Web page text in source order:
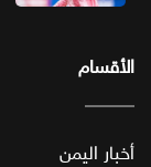
الأقسام
أخبار اليمن